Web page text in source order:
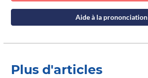
Aide à la prononciation
Plus d'articles